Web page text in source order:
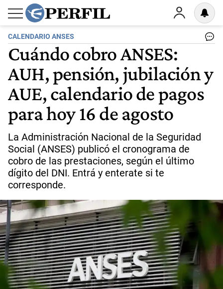
CALENDARIO ANSES
Cuándo cobro ANSES:
AUH, pensión, jubilación y
AUE, calendario de pagos
para hoy 16 de agosto
La Administración Nacional de la Seguridad
Social (ANSES) publicó el cronograma de
cobro de las prestaciones, según el último
dígito del DNI. Entrá y enterate si te
corresponde.